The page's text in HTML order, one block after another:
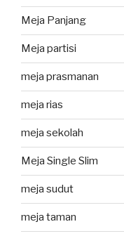
Meja Panjang
Meja partisi
meja prasmanan
meja rias
meja sekolah
Meja Single Slim
meja sudut
meja taman